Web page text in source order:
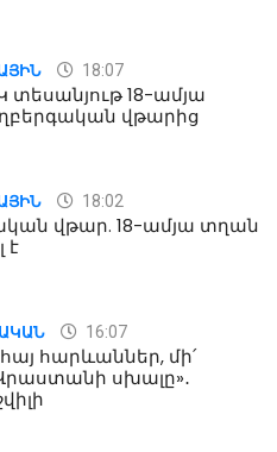
18:07
տեսանյութ 18-ամյա
վթարից
18:02
վթար. 18-ամյա տղան
է
16:07
հայ հարևաններ, մի՛
սխալը»․